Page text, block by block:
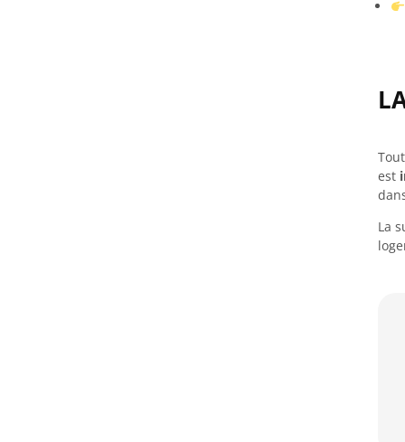
est
La